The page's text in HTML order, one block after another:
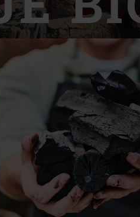
| Danmark
| Suomi
| France
| Deutschland
| Ελλάδα
| Magyarország